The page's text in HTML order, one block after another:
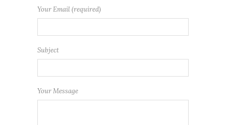
Your Email (required)
Subject
Your Message